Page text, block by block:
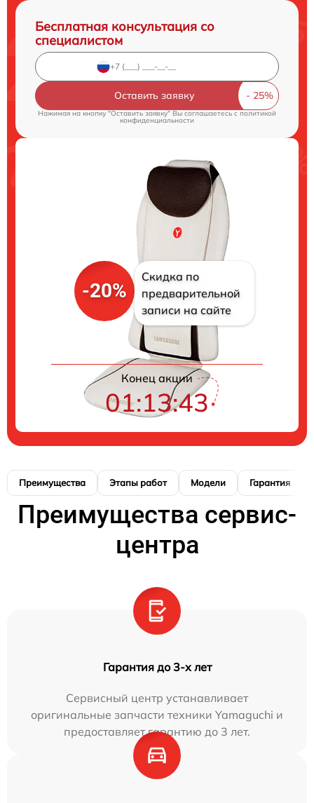
Бесплатная консультация со
специалистом
Оставить заявку
Нажимая на кнопку "Оставить заявку" Вы соглашаетесь cполитикой
конфиденциальности
-20%
Скидка по
предварительной
записи на сайте
Конец акции
01:13:42
Преимущества Этапы работ Модели Гарантия
Преимущества сервис-
центра
Гарантия до 3-х лет
Сервисный центр устанавливает
оригинальные запчасти техники Yamaguchi и
предоставляет гарантию до 3 лет.